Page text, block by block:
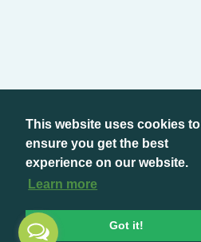
This website uses cookies to
ensure you get the best
experience on our website.
Learn more
Got it!